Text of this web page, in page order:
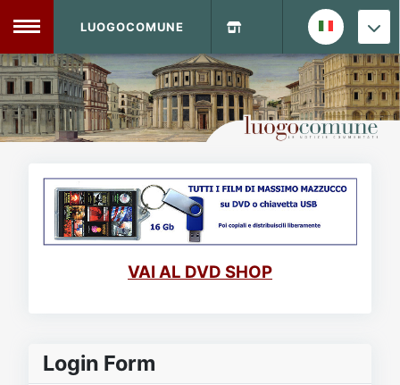
MENU
Home
DVD Shop
Sito
LUOGOCOMUNE
VAI AL DVD SHOP
Login Form